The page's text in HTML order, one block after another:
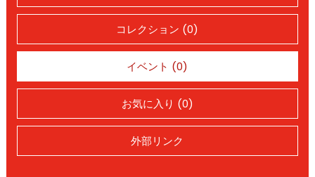
コレクション (0)
イベント (0)
お気に入り (0)
外部リンク